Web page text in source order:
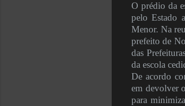
O prédio da
pelo Estado
Menor. Na
prefeito de
das
da escola
De acordo
em devolver
para